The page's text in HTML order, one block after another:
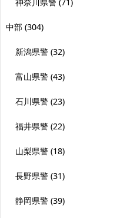
中部 (304)
新潟県警 (32)
富山県警 (43)
石川県警 (23)
福井県警 (22)
山梨県警 (18)
長野県警 (31)
静岡県警 (39)